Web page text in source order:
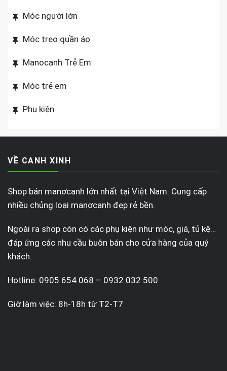
Móc người lớn
Móc treo quần áo
Manocanh Trẻ Em
Móc trẻ em
Phụ kiện
VỀ CANH XINH
Shop bán manơcanh lớn nhất tại Việt Nam. Cung cấp
nhiều chủng loại manơcanh đẹp rẻ bền.
Ngoài ra shop còn có các phụ kiện như móc, giá, tủ kệ…
đáp ứng các nhu cầu buôn bán cho cửa hàng của quý
khách.
Hotline: 0905 654 068 – 0932 032 500
Giờ làm việc: 8h-18h từ T2-T7